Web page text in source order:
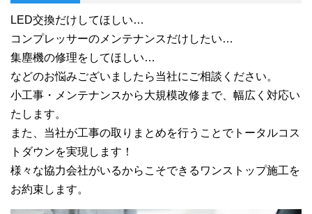
LED交換だけしてほしい…
コンプレッサーのメンテナンスだけしたい…
集塵機の修理をしてほしい…
などのお悩みございましたら当社にご相談ください。
小工事・メンテナンスから大規模改修まで、幅広く対応い
たします。
また、当社が工事の取りまとめを行うことでトータルコス
トダウンを実現します！
様々な協力会社がいるからこそできるワンストップ施工を
お約束します。